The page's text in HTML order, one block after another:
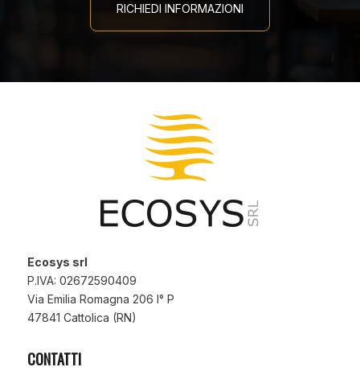
RICHIEDI INFORMAZIONI
Ecosys srl
P.IVA: 02672590409
Via Emilia Romagna 206 I° P
47841 Cattolica (RN)
CONTATTI